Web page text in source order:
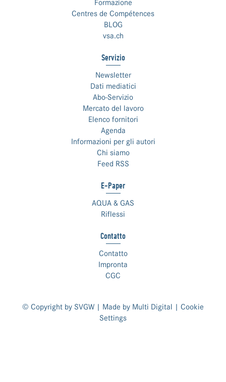
Formazione
Centres de Compétences
BLOG
vsa.ch
Servizio
Newsletter
Dati mediatici
Abo-Servizio
Mercato del lavoro
Elenco fornitori
Agenda
Informazioni per gli autori
Chi siamo
Feed RSS
E-Paper
AQUA & GAS
Riflessi
Contatto
Contatto
Impronta
CGC
© Copyright by SVGW | Made by Multi Digital | Cookie
Settings